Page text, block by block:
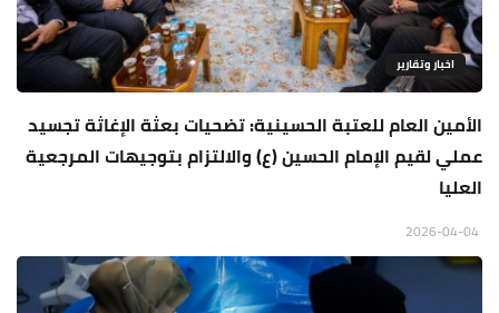
اخبار وتقارير
الأمين العام للعتبة الحسينية: تضحيات بعثة الإغاثة تجسيد
عملي لقيم الإمام الحسين (ع) والالتزام بتوجيهات المرجعية
العليا